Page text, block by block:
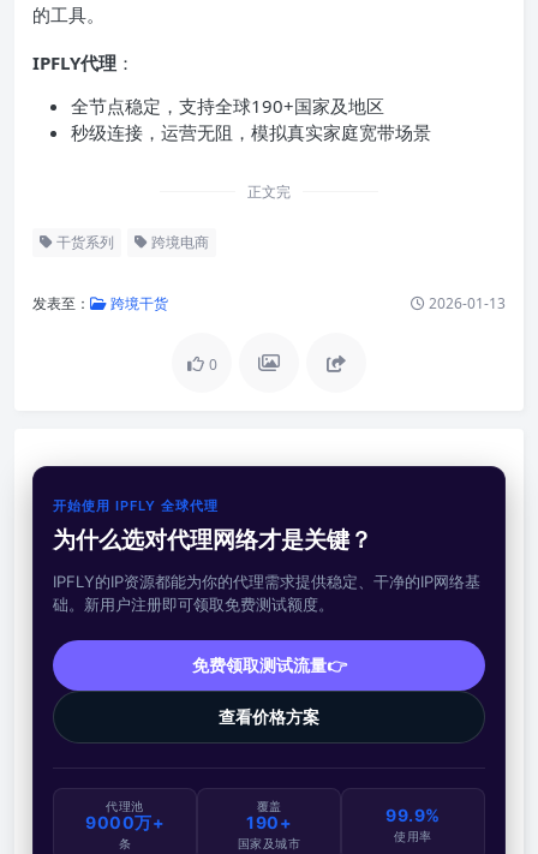
的工具。
IPFLY代理 ：
全节点稳定，支持全球190+国家及地区
秒级连接，运营无阻，模拟真实家庭宽带场景
正文完
干货系列 跨境电商
发表至： 跨境干货 2026-01-13
0
开始使用 IPFLY 全球代理
为什么选对代理网络才是关键？
IPFLY的IP资源都能为你的代理需求提供稳定、干净的IP网络基
础。新用户注册即可领取免费测试额度。
免费领取测试流量👉
查看价格方案
代理池
9000万+
条
覆盖
190+
国家及城市
99.9%
使用率